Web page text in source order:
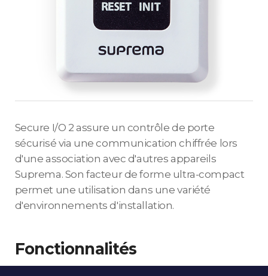
Secure I/O 2 assure un contrôle de porte
sécurisé via une communication chiffrée lors
d'une association avec d'autres appareils
Suprema. Son facteur de forme ultra-compact
permet une utilisation dans une variété
d'environnements d'installation.
Fonctionnalités